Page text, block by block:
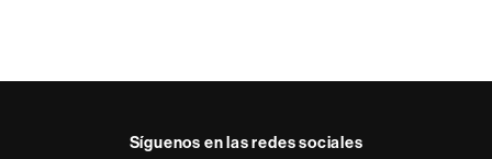
Síguenos en las redes sociales